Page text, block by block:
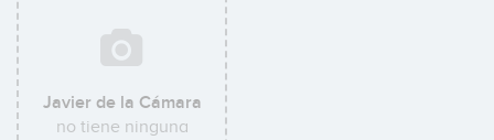
Javier de la Cámara
no tiene ninguna